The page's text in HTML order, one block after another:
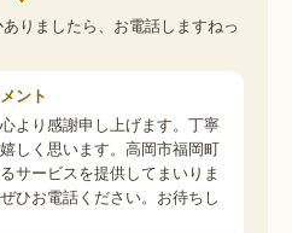
りましたら、お電話しますねっ
ント
より感謝申し上げます。丁寧
しく思います。高岡市福岡町
サービスを提供してまいりま
ひお電話ください。お待ちし